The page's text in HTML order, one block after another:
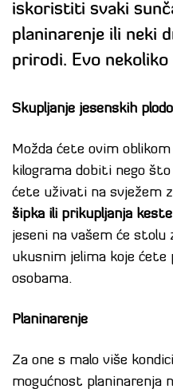
iskoristiti svaki
planinarenje ili neki
prirodi. Evo nekoliko
Skupljanje jesenskih
Možda ćete ovim
kilograma dobiti nego
ćete uživati na svježem
šipka ili prikupljanja
jeseni na vašem će
ukusnim jelima koje
osobama.
Planinarenje
Za one s malo više
mogućnost planinarenja